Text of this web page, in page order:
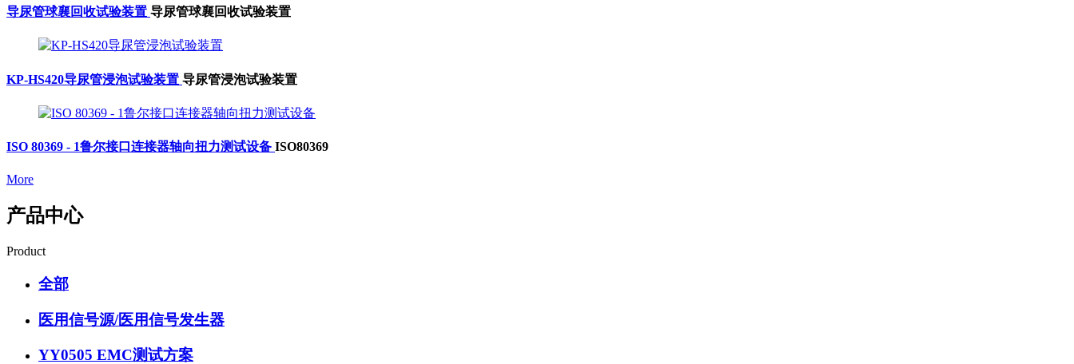
导尿管球襄回收试验装置 导尿管球襄回收试验装置
KP-HS420导尿管浸泡试验装置 导尿管浸泡试验装置
ISO 80369 - 1鲁尔接口连接器轴向扭力测试设备 ISO80369
More
产品中心
Product
全部
医用信号源/医用信号发生器
YY0505 EMC测试方案